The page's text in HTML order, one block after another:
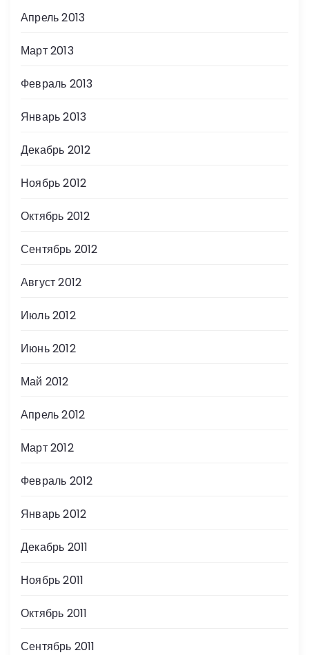
Апрель 2013
Март 2013
Февраль 2013
Январь 2013
Декабрь 2012
Ноябрь 2012
Октябрь 2012
Сентябрь 2012
Август 2012
Июль 2012
Июнь 2012
Май 2012
Апрель 2012
Март 2012
Февраль 2012
Январь 2012
Декабрь 2011
Ноябрь 2011
Октябрь 2011
Сентябрь 2011